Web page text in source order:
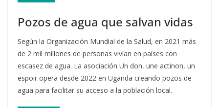
Pozos de agua que salvan vidas
Según la Organización Mundial de la Salud, en 2021 más
de 2 mil millones de personas vivían en países con
escasez de agua. La asociación Un don, une actinon, un
espoir opera desde 2022 en Uganda creando pozos de
agua para facilitar su acceso a la población local.